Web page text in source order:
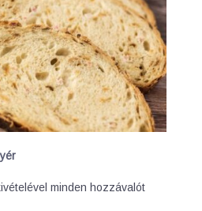
minden hozzávalót